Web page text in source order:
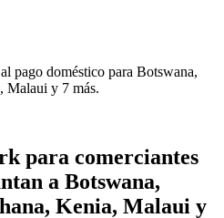
pago doméstico para Botswana,
Malaui y 7 más.
para comerciantes
a Botswana,
Kenia, Malaui y